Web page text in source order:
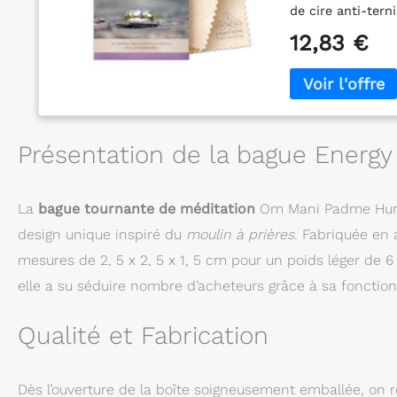
de cire anti-
prévenir la
en un instant !
Gardé secret
Stone pour
nettoyage et un
LES CHIFFONS
vos bijoux
ET LA
utilisable recto
de nettoyage
de pierres. Livré
12,83 €
Présentation de la bague Energy
La bague tournante de méditation Om Mani Padme
design unique inspiré du moulin à prières. Fabriquée en
mesures de 2, 5 x 2, 5 x 1, 5 cm pour un poids léger de
elle a su séduire nombre d’acheteurs grâce à sa
Qualité et Fabrication
Dès l’ouverture de la boîte soigneusement emballée,